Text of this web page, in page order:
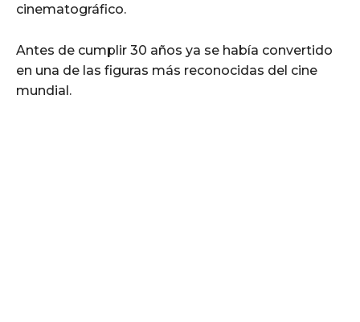
cinematográfico.
Antes de cumplir 30 años ya se había convertido
en una de las figuras más reconocidas del cine
mundial.